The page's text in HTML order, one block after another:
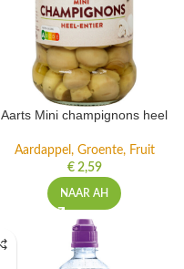
Aarts Mini champignons heel
Aardappel, Groente, Fruit
€2,59
NAAR AH